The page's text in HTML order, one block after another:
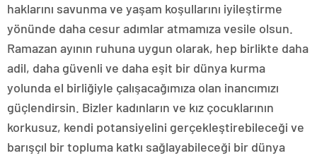
haklarını savunma ve yaşam koşullarını iyileştirme
yönünde daha cesur adımlar atmamıza vesile olsun.
Ramazan ayının ruhuna uygun olarak, hep birlikte daha
adil, daha güvenli ve daha eşit bir dünya kurma
yolunda el birliğiyle çalışacağımıza olan inancımızı
güçlendirsin. Bizler kadınların ve kız çocuklarının
korkusuz, kendi potansiyelini gerçekleştirebileceği ve
barışçıl bir topluma katkı sağlayabileceği bir dünya